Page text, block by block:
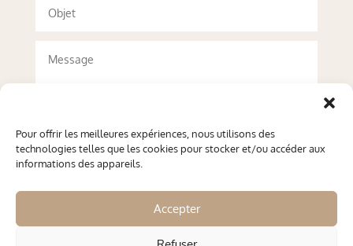
Pour offrir les meilleures expériences, nous utilisons des
technologies telles que les cookies pour stocker et/ou accéder aux
informations des appareils.
Accepter